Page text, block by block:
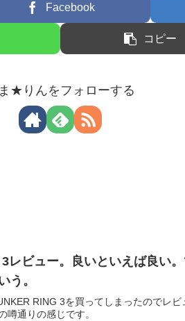
Facebook
コピー
★りんをフォローする
レビュー。良いといえば良い
う。
RING 3を買ってしまったのでレ
噂通りの感じです。